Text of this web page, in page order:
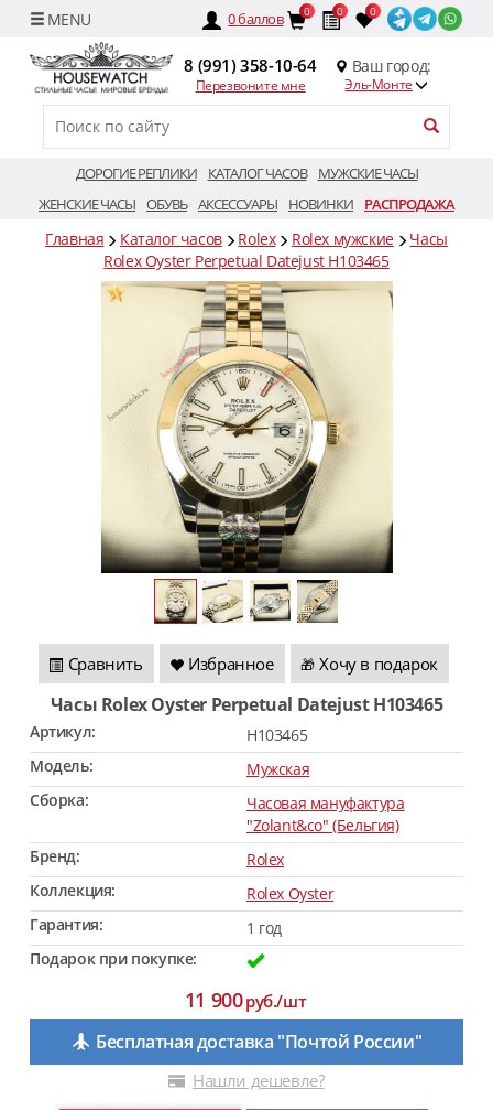
0баллов 0 0 0
8 (991) 358-10-64
Перезвоните мне
Ваш город:
Эль-Монте
ДОРОГИЕ РЕПЛИКИ КАТАЛОГ ЧАСОВ
МУЖСКИЕ ЧАСЫ
ЖЕНСКИЕ ЧАСЫ ОБУВЬ АКСЕССУАРЫ НОВИНКИ РАСПРОДАЖА
Главная Каталог часов Rolex Rolex мужские
Часы
Rolex Oyster Perpetual Datejust H103465
Сравнить Избранное 🎁 Хочу в подарок
Часы Rolex Oyster Perpetual Datejust H103465
Артикул:
H103465
Модель:
Мужская
Сборка:
Часовая мануфактура
"Zolant&co" (Бельгия)
Бренд:
Rolex
Коллекция:
Rolex Oyster
Гарантия:
1 год
Подарок при покупке:
11 900руб./шт
Бесплатная доставка "Почтой России"
Нашли дешевле?